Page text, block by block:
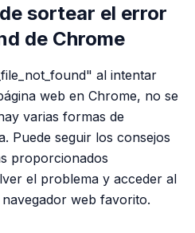
sortear el error
de Chrome
al intentar
web en Chrome, no se
varias formas de
Puede seguir los consejos
proporcionados
el problema y acceder al
web favorito.